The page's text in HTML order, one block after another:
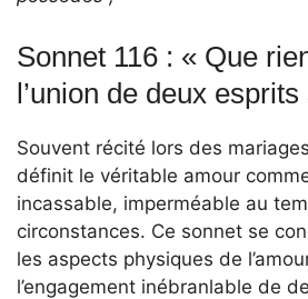
Sonnet 116 : « Que
l’union de deux
Souvent récité lors des
définit le véritable amour
incassable, imperméable au
circonstances. Ce sonnet se
les aspects physiques de
l’engagement inébranlable de